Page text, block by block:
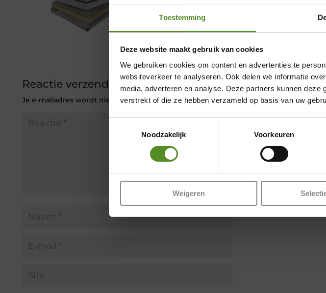
Toestemming
Deze website maakt gebruik van cookies
We gebruiken cookies om content en advertenties te
websiteverkeer te analyseren. Ook delen we informatie
media, adverteren en analyse. Deze partners kunnen
verstrekt of die ze hebben verzameld op basis van uw
Noodzakelijk
Voorkeuren
Weigeren
Reactie verzenden
Je e-mailadres wordt niet gepubliceerd. Vereiste velden zijn gemarkeerd met*
Donderdag
Vrijdag
Zaterdag
Zondag